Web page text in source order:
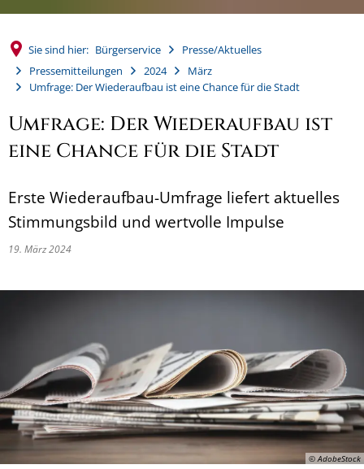
Sie sind hier: Bürgerservice
Presse/Aktuelles
Pressemitteilungen
2024
März
Umfrage: Der Wiederaufbau ist eine Chance für die Stadt
Umfrage: Der Wiederaufbau ist
eine Chance für die Stadt
Erste Wiederaufbau-Umfrage liefert aktuelles
Stimmungsbild und wertvolle Impulse
19. März 2024
© AdobeStock